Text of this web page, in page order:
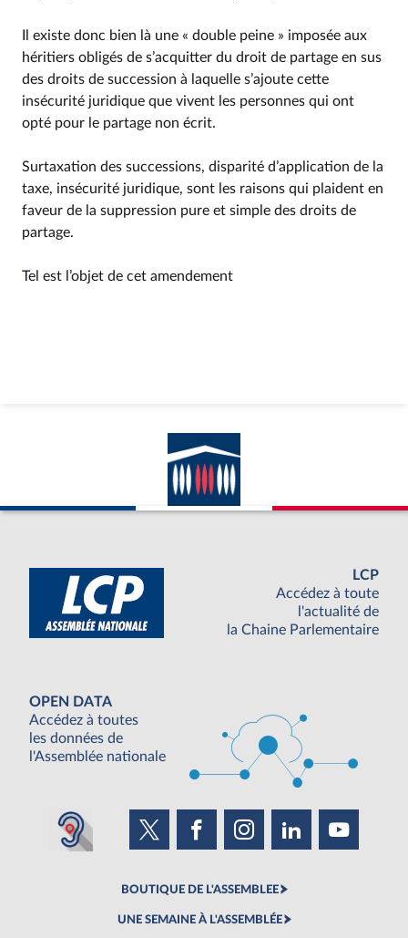
Il existe donc bien là une « double peine » imposée aux
héritiers obligés de s’acquitter du droit de partage en sus
des droits de succession à laquelle s’ajoute cette
insécurité juridique que vivent les personnes qui ont
opté pour le partage non écrit.
Surtaxation des successions, disparité d’application de la
taxe, insécurité juridique, sont les raisons qui plaident en
faveur de la suppression pure et simple des droits de
partage.
Tel est l’objet de cet amendement
LCP
Accédez à toute
l'actualité de
la Chaine Parlementaire
OPEN DATA
Accédez à toutes
les données de
l'Assemblée nationale
BOUTIQUE DE L'ASSEMBLEE
UNE SEMAINE À L'ASSEMBLÉE